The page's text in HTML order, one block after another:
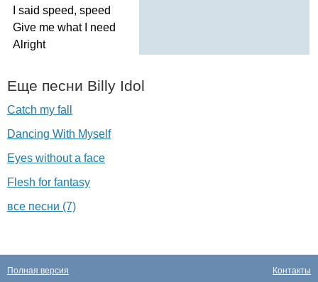
said speed, speed
Give me what
need
Alright
Еще песни Billy Idol
Catch my fall
Dancing With Myself
Eyes without a face
Flesh for fantasy
все песни (7)
Контакты
Полная версия